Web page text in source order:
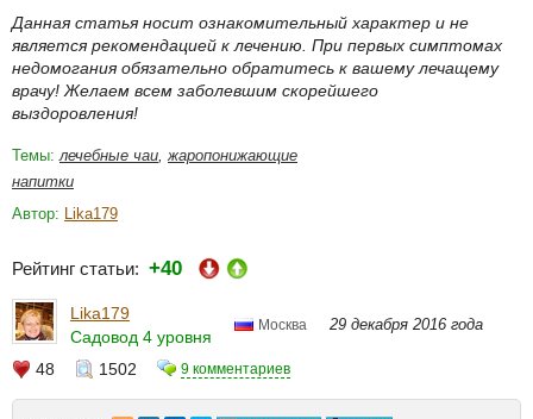
Данная статья носит ознакомительный характер и не
является рекомендацией к лечению. При первых симптомах
недомогания обязательно обратитесь к вашему лечащему
врачу! Желаем всем заболевшим скорейшего
выздоровления!
Темы: лечебные чаи,жаропонижающие
напитки
Автор: Lika179
Рейтинг статьи: +40
Lika179
Садовод 4 уровня
Москва 29 декабря 2016 года
48 1502 9 комментариев